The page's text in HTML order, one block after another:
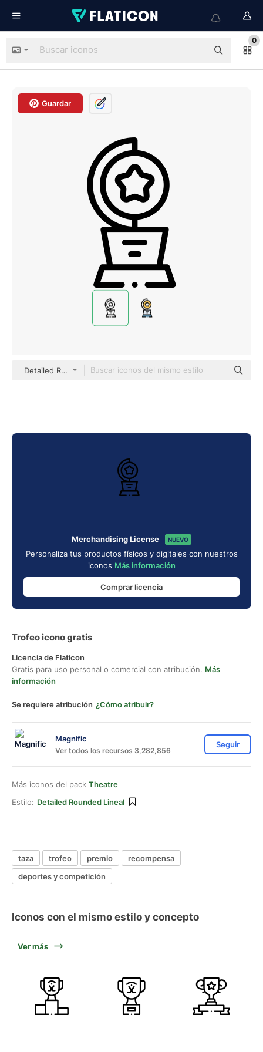
0
Guardar
Detailed Rounded Lineal
Merchandising License NUEVO
Personaliza tus productos físicos y digitales con nuestros
iconos Más información
Comprar licencia
Trofeo icono gratis
Licencia de Flaticon
Gratis para uso personal o comercial con atribución. Más
información
Se requiere atribución ¿Cómo atribuir?
Magnific
Ver todos los recursos 3,282,856
Seguir
Más iconos del pack Theatre
Estilo: Detailed Rounded Lineal
taza trofeo premio
recompensa
deportes y competición
Iconos con el mismo estilo y concepto
Ver más